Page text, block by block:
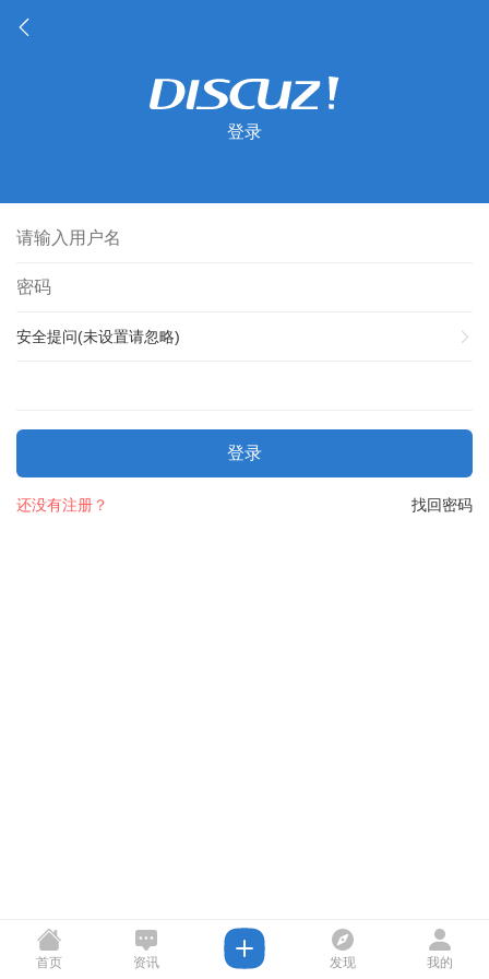
登录
安全提问(未设置请忽略)
登录
找回密码
还没有注册？
首页 资讯 发现 我的